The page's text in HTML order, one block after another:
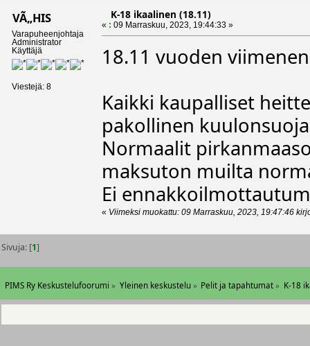
VÃ„HIS
Varapuheenjohtaja
Administrator
Käyttäjä
Viestejä: 8
K-18 ikaalinen (18.11)
« : 09 Marraskuu, 2023, 19:44:33 »
18.11 vuoden
Kaikki kaupalliset
pakollinen
Normaalit
maksuton muilta
Ei
« Viimeksi muokattu: 09 Marraskuu, 2023, 19:47:46
Sivuja: [1]
PIMS Ry Keskustelufoorumi » Yleinen keskustelu» Pelit ja tapahtumat » K-18